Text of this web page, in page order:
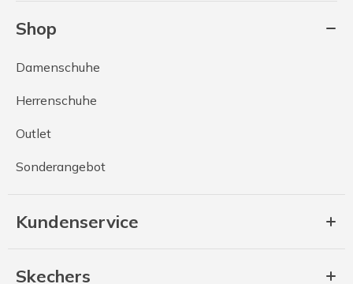
Shop
Damenschuhe
Herrenschuhe
Outlet
Sonderangebot
Kundenservice
Skechers